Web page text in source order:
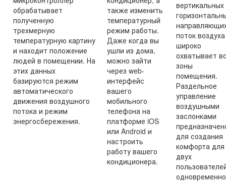
обрабатывает
полученную
трехмерную
температурную картину
и находит положение
людей в помещении. На
этих данных
базируются режим
автоматического
движения воздушного
потока и режим
энергосбережения.
также изменить
температурный
режим работы.
Даже когда вы
ушли из дома,
можно зайти
через web-
интерфейс
вашего
мобильного
телефона на
платформе iOS
или Android и
настроить
работу вашего
кондиционера.
вертикальных
поток воздуха
широко
охватывает
зоны
помещения.
Раздельное
управление
воздушными
заслонками
для создания
комфорта для
двух